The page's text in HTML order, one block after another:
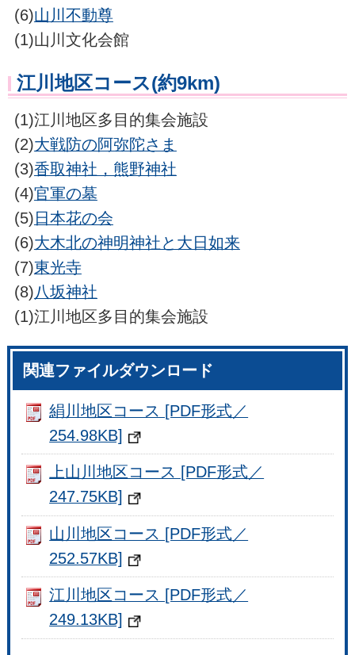
(6)山川不動尊
(1)山川文化会館
江川地区コース(約9km)
(1)江川地区多目的集会施設
(2)大戦防の阿弥陀さま
(3)香取神社，熊野神社
(4)官軍の墓
(5) 日本花の会
(6)大木北の神明神社と大日如来
(7)東光寺
(8)八坂神社
(1)江川地区多目的集会施設
関連ファイルダウンロード
絹川地区コース [PDF形式／
254.98KB]
上山川地区コース [PDF形式／
247.75KB]
山川地区コース [PDF形式／
252.57KB]
江川地区コース [PDF形式／
249.13KB]